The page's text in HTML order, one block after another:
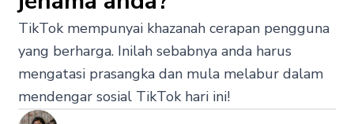
TikTok mempunyai khazanah cerapan pengguna
yang berharga. Inilah sebabnya anda harus
mengatasi prasangka dan mula melabur dalam
mendengar sosial TikTok hari ini!